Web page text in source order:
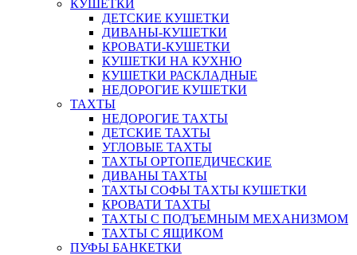
КУШЕТКИ
ДЕТСКИЕ КУШЕТКИ
ДИВАНЫ-КУШЕТКИ
КРОВАТИ-КУШЕТКИ
КУШЕТКИ НА КУХНЮ
КУШЕТКИ РАСКЛАДНЫЕ
НЕДОРОГИЕ КУШЕТКИ
ТАХТЫ
НЕДОРОГИЕ ТАХТЫ
ДЕТСКИЕ ТАХТЫ
УГЛОВЫЕ ТАХТЫ
ТАХТЫ ОРТОПЕДИЧЕСКИЕ
ДИВАНЫ ТАХТЫ
ТАХТЫ СОФЫ ТАХТЫ КУШЕТКИ
КРОВАТИ ТАХТЫ
ТАХТЫ С ПОДЪЕМНЫМ МЕХАНИЗМОМ
ТАХТЫ С ЯЩИКОМ
ПУФЫ БАНКЕТКИ